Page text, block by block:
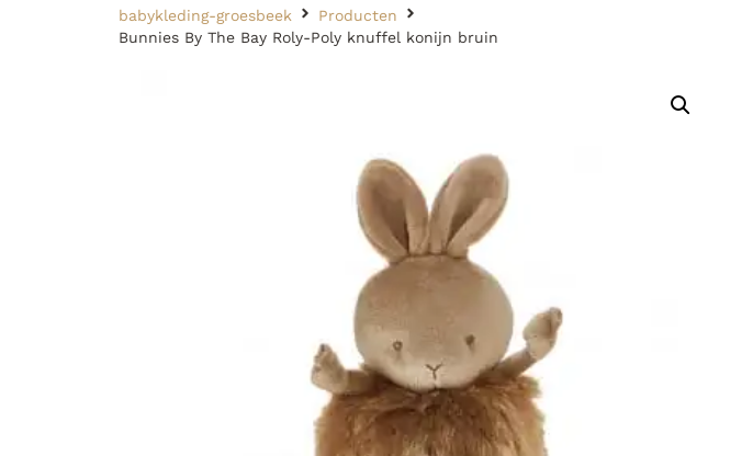
babykleding-groesbeek
Producten
Bunnies By The Bay Roly-Poly knuffel konijn bruin